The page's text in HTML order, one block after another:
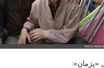
«پژمان»: